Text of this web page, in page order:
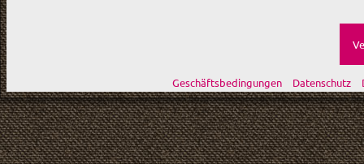
Geschäftsbedingungen Datenschutz